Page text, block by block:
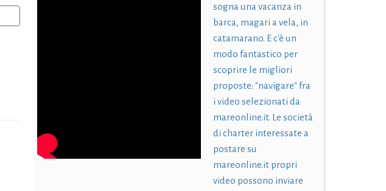
sogna una vacanza in
barca, magari a vela, in
catamarano. E c'è un
modo fantastico per
scoprire le migliori
proposte: "navigare" fra
i video selezionati da
mareonline.it. Le società
di charter interessate a
postare su
mareonline.it propri
video possono inviare